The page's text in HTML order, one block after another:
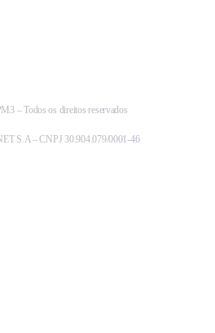
– Todos os direitos reservados
S.A – CNPJ 30.904.079/0001-46